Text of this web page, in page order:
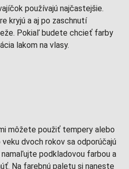
používajú najčastejšie.
kryjú a aj po zaschnutí
Pokiaľ budete chcieť farby
lakom na vlasy.
môžete použiť tempery alebo
dvoch rokov sa odporúčajú
podkladovou farbou a
Na farebnú paletu si naneste